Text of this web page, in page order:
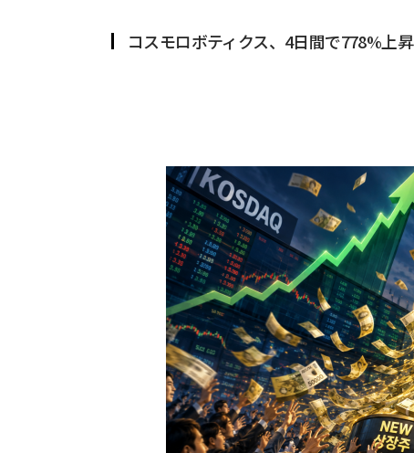
コスモロボティクス、4日間で778%上昇